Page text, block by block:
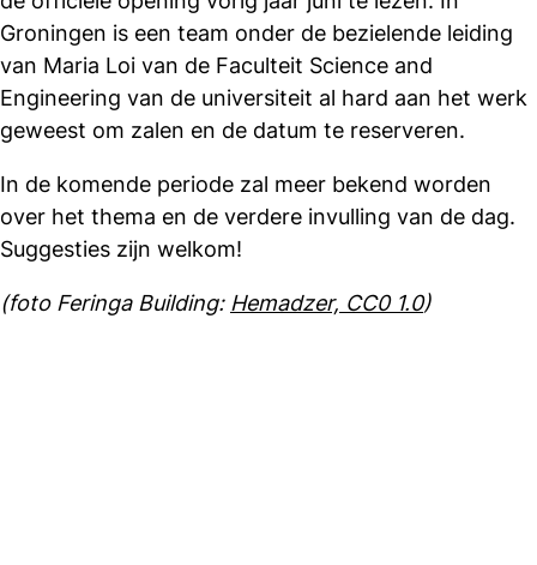
Groningen is een team onder de bezielende leiding
van Maria Loi van de Faculteit Science and
Engineering van de universiteit al hard aan het werk
geweest om zalen en de datum te reserveren.
In de komende periode zal meer bekend worden
over het thema en de verdere invulling van de dag.
Suggesties zijn welkom!
(foto Feringa Building: Hemadzer, CC0 1.0)